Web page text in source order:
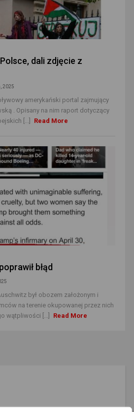
dali zdjęcie z
2025
amerykański portal zajmujący
. Opisany na nim raport dotyczący
[...]
Read More
błąd
był obozem założonym i
na terenie okupowanej przez nich
wątpliwości [...]
Read More